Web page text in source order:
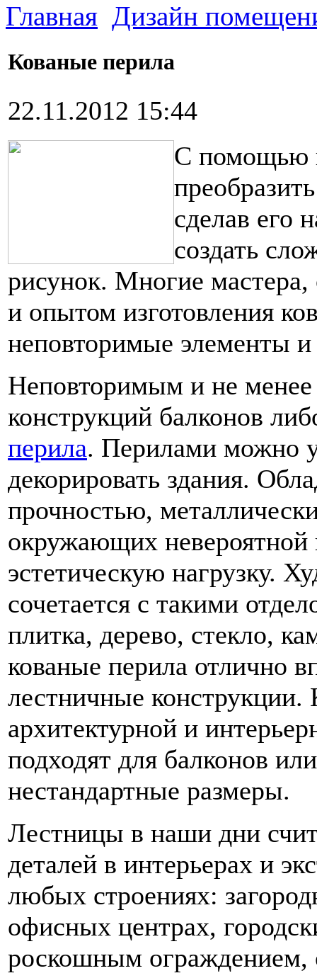
Главная Дизайн
Кованые перила
22.11.2012 15:44
С помощью
сделав его
создать
рисунок. Многие
и опытом изготовления
неповторимые элементы
Неповторимым и не
конструкций балконов
перила. Перилами можно
декорировать здания.
прочностью,
окружающих невероятной
эстетическую нагрузку.
сочетается с такими
плитка, дерево, стекло,
кованые перила отлично
лестничные конструкции.
архитектурной и
подходят для балконов
нестандартные размеры.
Лестницы в наши дни
деталей в интерьерах и
любых строениях:
офисных центрах,
роскошным ограждением,